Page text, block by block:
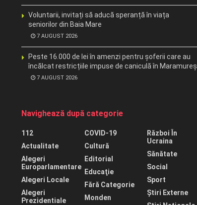
Voluntarii, invitați să aducă speranță în viața
seniorilor din Baia Mare
7 AUGUST 2026
Peste 16.000 de lei în amenzi pentru șoferii care au
încălcat restricțiile impuse de caniculă în Maramureș
7 AUGUST 2026
Navighează după categorie
112
Actualitate
Alegeri
Europarlamentare
Alegeri Locale
Alegeri
Prezidentiale
COVID-19
Cultură
Editorial
Educaţie
Fără Categorie
Monden
Război În
Ucraina
Sănătate
Social
Sport
Știri Externe